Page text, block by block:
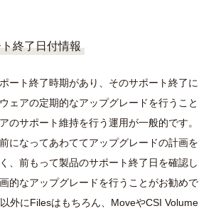
終了日付情報
ート終了時期があり、そのサポート終了に
ェアの定期的なアップグレードを行うこと
のサポート維持を行う運用が一般的です。
になってあわててアップグレードの計画を
、前もって製品のサポート終了日を確認し
的なアップグレードを行うことがお勧めで
外にFilesはもちろん、MoveやCSI Volume